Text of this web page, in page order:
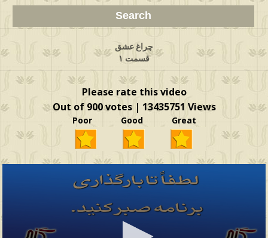
چراغ عشق
قسمت ۱
Please rate this video
Out of 900 votes | 13435751 Views
Poor Good Great